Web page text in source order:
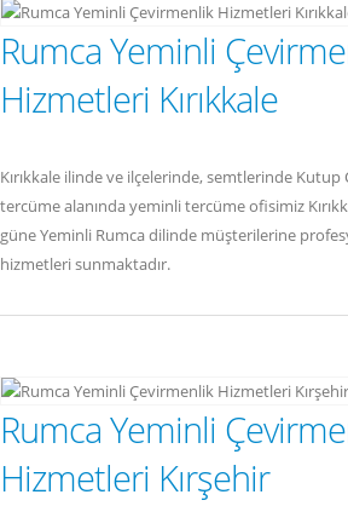
Rumca Yeminli
Hizmetleri Kırıkkale
Kırıkkale ilinde ve ilçelerinde, semtlerinde
tercüme alanında yeminli tercüme ofisimiz
güne Yeminli Rumca dilinde müşterilerine
hizmetleri sunmaktadır.
Rumca Yeminli
Hizmetleri Kırşehir